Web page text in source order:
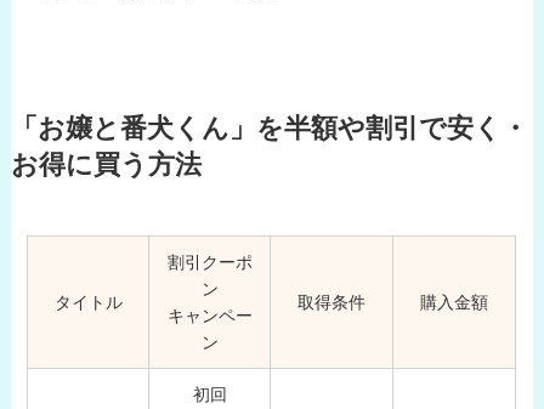
「お嬢と番犬くん」を半額や割引で安く・
お得に買う方法
タイトル
割引クーポ
ン
キャンペー
ン
取得条件 購入金額
初回